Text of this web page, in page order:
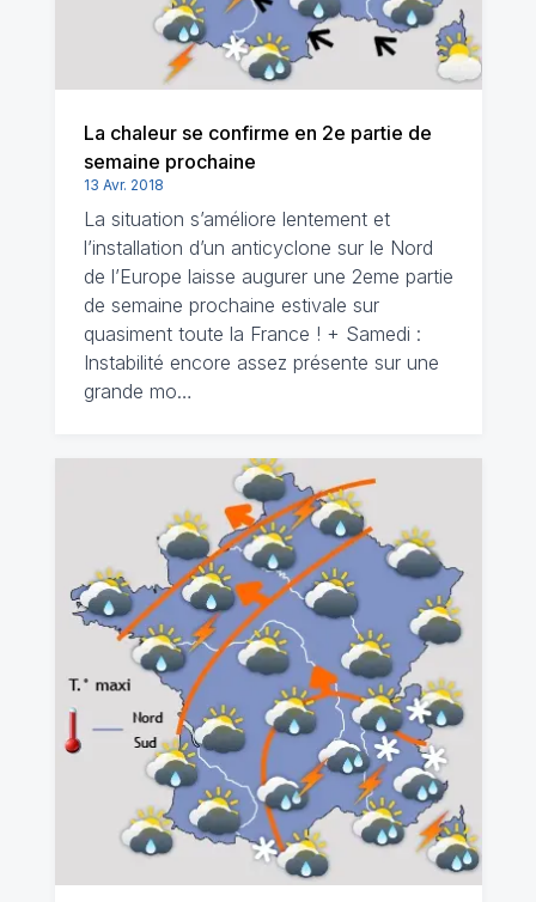
La chaleur se confirme en 2e partie de
semaine prochaine
13 Avr. 2018
La situation s’améliore lentement et
l’installation d’un anticyclone sur le Nord
de l’Europe laisse augurer une 2eme partie
de semaine prochaine estivale sur
quasiment toute la France ! + Samedi :
Instabilité encore assez présente sur une
grande mo…